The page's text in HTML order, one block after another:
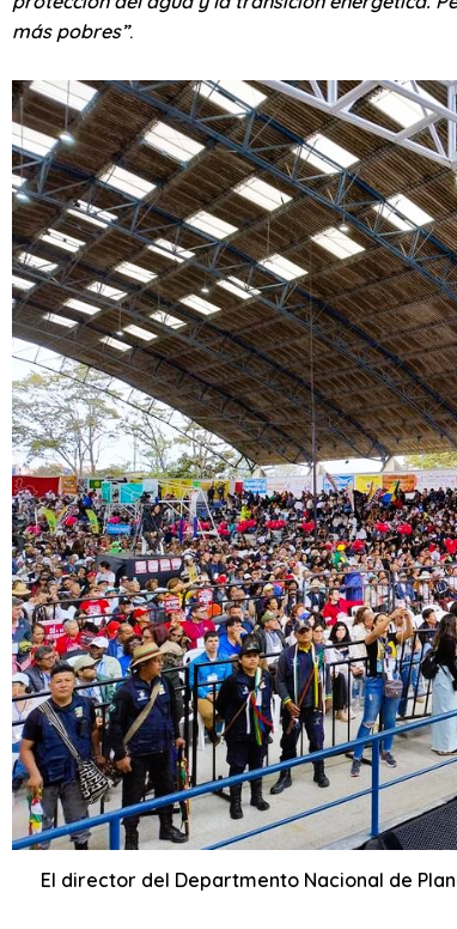
más pobres”.
El director del Departmento Nacional de